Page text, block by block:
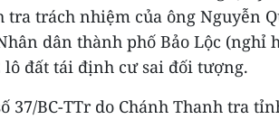
trách nhiệm của ông Nguyễn
dân thành phố Bảo Lộc (nghỉ
lô đất tái định cư sai đối tượng.
37/BC-TTr do Chánh Thanh tra